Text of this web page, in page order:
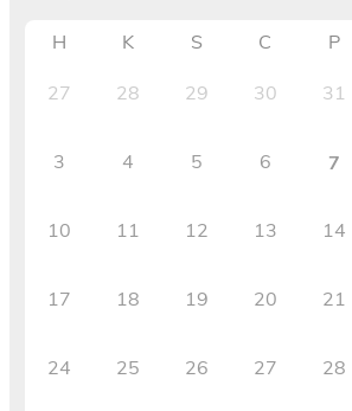
H K S C P
27 28 29 30 31
3 4 5 6 7
10 11 12 13 14
17 18 19 20 21
24 25 26 27 28